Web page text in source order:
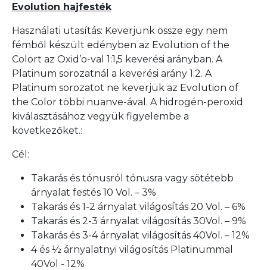
Evolution hajfesték
Használati utasítás: Keverjünk össze egy nem
fémből készült edényben az Evolution of the
Colort az Oxid’o-val 1:1,5 keverési arányban. A
Platinum sorozatnál a keverési arány 1:2. A
Platinum sorozatot ne keverjük az Evolution of
the Color többi nuanve-ával. A hidrogén-peroxid
kiválasztásához vegyük figyelembe a
következőket.:
Cél:
Takarás és tónusról tónusra vagy sötétebb
árnyalat festés 10 Vol. – 3%
Takarás és 1-2 árnyalat világosítás 20 Vol. – 6%
Takarás és 2-3 árnyalat világosítás 30Vol. – 9%
Takarás és 3-4 árnyalat világosítás 40Vol. – 12%
4 és ½ árnyalatnyi világosítás Platinummal
40Vol - 12%